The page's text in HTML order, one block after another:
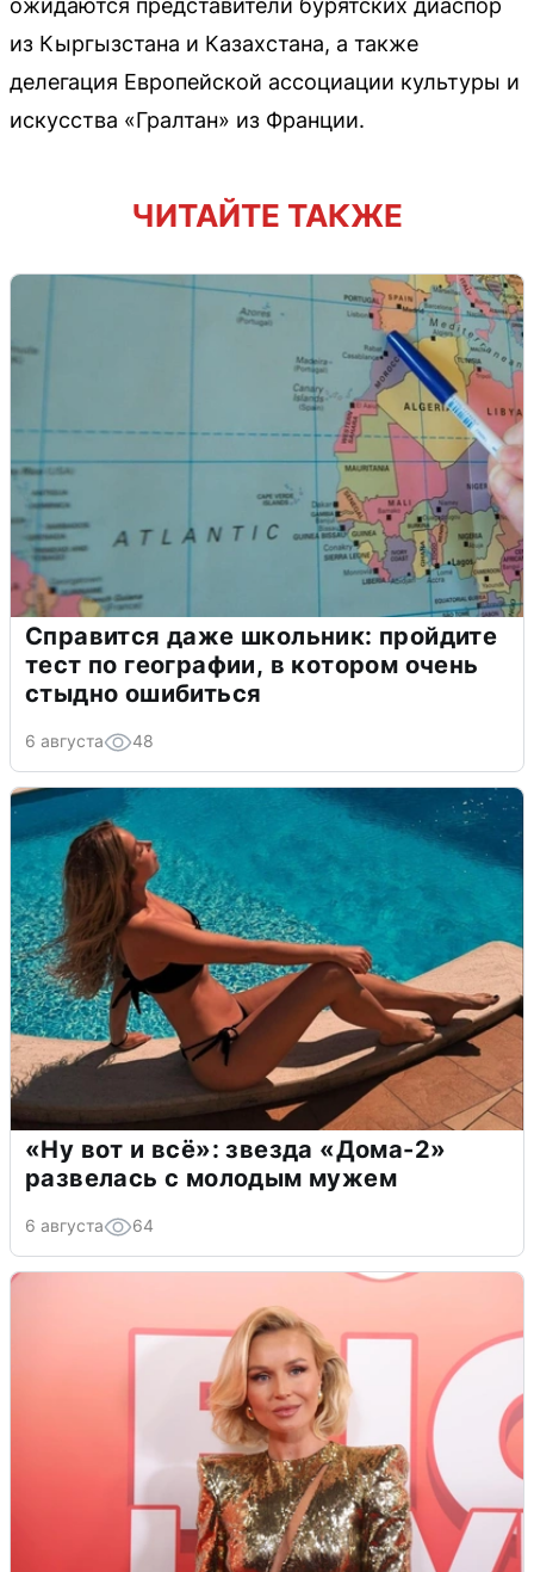
ожидаются представители бурятских диаспор
из Кыргызстана и Казахстана, а также
делегация Европейской ассоциации культуры и
искусства «Гралтан» из Франции.
ЧИТАЙТЕ ТАКЖЕ
Справится даже школьник: пройдите
тест по географии, в котором очень
стыдно ошибиться
6 августа 48
«Ну вот и всё»: звезда «Дома-2»
развелась с молодым мужем
6 августа 64